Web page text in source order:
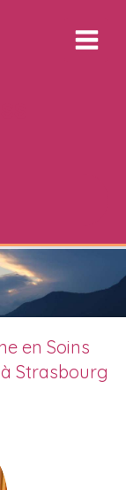
en Soins
Strasbourg